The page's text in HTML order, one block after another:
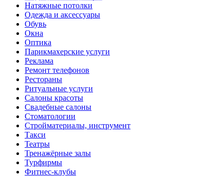
Натяжные потолки
Одежда и аксессуары
Обувь
Окна
Оптика
Парикмахерские услуги
Реклама
Ремонт телефонов
Рестораны
Ритуальные услуги
Салоны красоты
Свадебные салоны
Стоматологии
Стройматериалы, инструмент
Такси
Театры
Тренажёрные залы
Турфирмы
Фитнес-клубы